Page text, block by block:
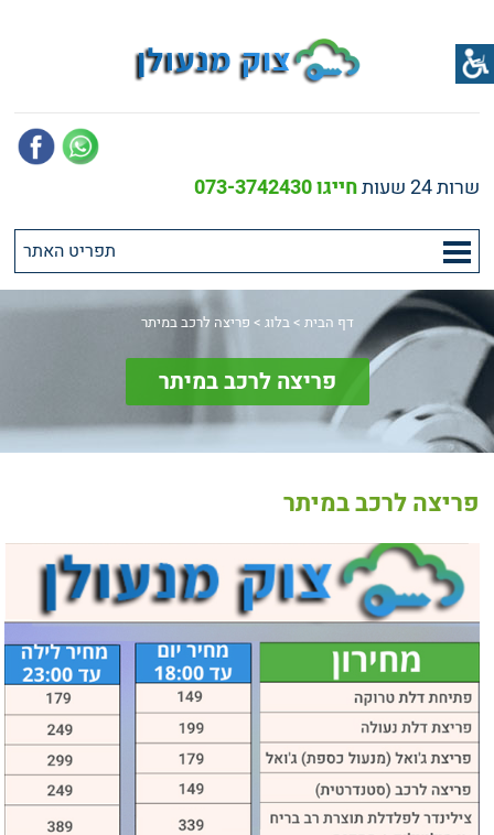
שרות 24 שעות חייגו 073-3742430
דף הבית >בלוג > פריצה לרכב במיתר
פריצה לרכב במיתר
פריצה לרכב במיתר